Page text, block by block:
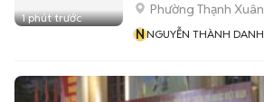
1 phút trước
Phường Thạnh Xuân
NNGUYỄN THÀNH DANH